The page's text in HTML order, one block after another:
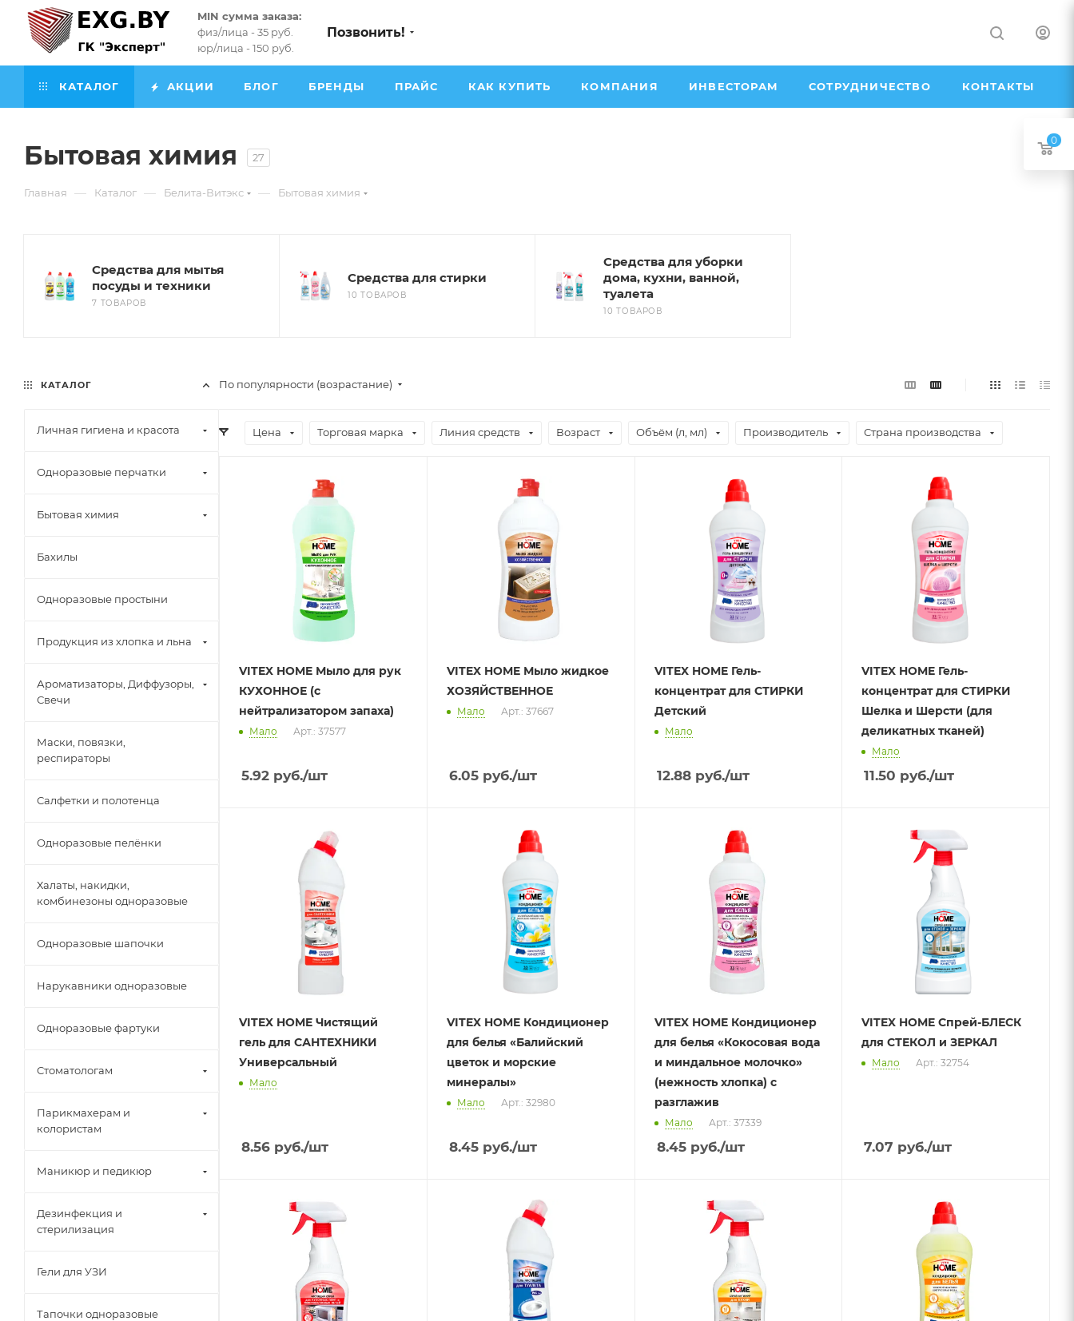
MIN сумма заказа:
физ/лица - 35 руб.
юр/лица - 150 руб.
Позвонить!
КАТАЛОГ АКЦИИ БЛОГ БРЕНДЫ ПРАЙС КАК КУПИТЬ КОМПАНИЯ ИНВЕСТОРАМ СОТРУДНИЧЕСТВО КОНТАКТЫ
Бытовая химия 27
Главная — Каталог — Белита-Витэкс — Бытовая химия
Средства для мытья
посуды и техники
7 ТОВАРОВ
Средства для стирки
10 ТОВАРОВ
Средства для уборки
дома, кухни, ванной,
туалета
10 ТОВАРОВ
По популярности (возрастание)
Цена Торговая марка Линия средств Возраст Объём (л, мл) Производитель Страна производства
VITEX HOME Мыло для рук
КУХОННОЕ (с
нейтрализатором запаха)
Мало Арт.: 37577
5.92 руб./шт
VITEX HOME Мыло жидкое
ХОЗЯЙСТВЕННОЕ
Мало Арт.: 37667
6.05руб./шт
VITEX HOME Гель-
концентрат для СТИРКИ
Детский
Мало
12.88руб./шт
VITEX HOME Гель-
концентрат для СТИРКИ
Шелка и Шерсти (для
деликатных тканей)
Мало
11.50 руб./шт
VITEX HOME Чистящий
гель для САНТЕХНИКИ
Универсальный
Мало
8.56 руб./шт
VITEX HOME Кондиционер
для белья «Балийский
цветок и морские
минералы»
Мало Арт.: 32980
8.45руб./шт
VITEX HOME Кондиционер
для белья «Кокосовая вода
и миндальное молочко»
(нежность хлопка) с
разглажив
Мало Арт.: 37339
8.45руб./шт
VITEX HOME Спрей-БЛЕСК
для СТЕКОЛ и ЗЕРКАЛ
Мало Арт.: 32754
7.07 руб./шт
КАТАЛОГ
Личная гигиена и красота
Одноразовые перчатки
Бытовая химия
Бахилы
Одноразовые простыни
Продукция из хлопка и льна
Ароматизаторы, Диффузоры,
Свечи
Маски, повязки,
респираторы
Салфетки и полотенца
Одноразовые пелёнки
Халаты, накидки,
комбинезоны одноразовые
Одноразовые шапочки
Нарукавники одноразовые
Одноразовые фартуки
Стоматологам
Парикмахерам и
колористам
Маникюр и педикюр
Дезинфекция и
стерилизация
Гели для УЗИ
Тапочки одноразовые
0